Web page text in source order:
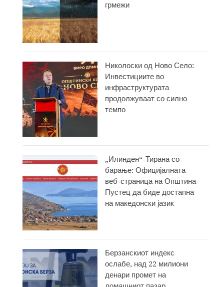
грмежи
Николоски од Ново Село:
Инвестициите во
инфраструктурата
продолжуваат со силно
темпо
„Илинден“-Тирана со
барање: Официјалната
веб-страница на Општина
Пустец да биде достапна
на македонски јазик
Берзанскиот индекс
ослабе, над 22 милиони
денари промет на